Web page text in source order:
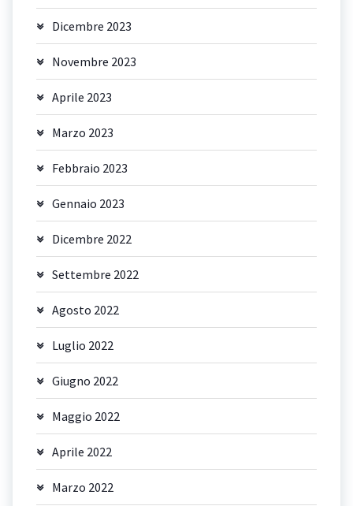
Dicembre 2023
Novembre 2023
Aprile 2023
Marzo 2023
Febbraio 2023
Gennaio 2023
Dicembre 2022
Settembre 2022
Agosto 2022
Luglio 2022
Giugno 2022
Maggio 2022
Aprile 2022
Marzo 2022